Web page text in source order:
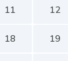
11 12
18 19